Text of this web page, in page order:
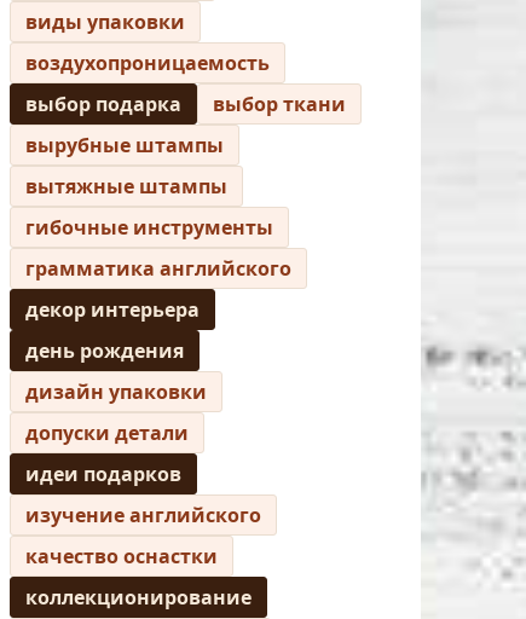
виды упаковки
воздухопроницаемость
выбор подарка
выбор ткани
вырубные штампы
вытяжные штампы
гибочные инструменты
грамматика английского
декор интерьера
день рождения
дизайн упаковки
допуски детали
идеи подарков
изучение английского
качество оснастки
коллекционирование